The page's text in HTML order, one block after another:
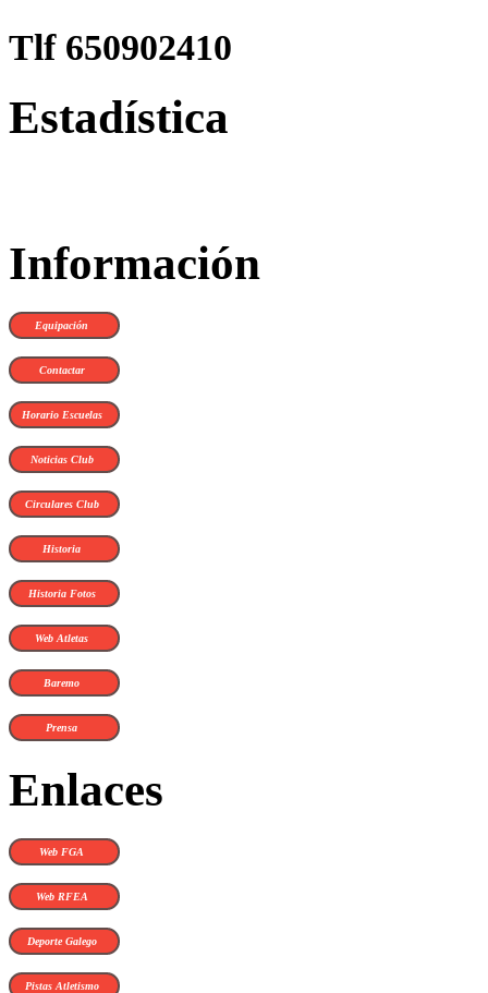
Tlf 650902410
Estadística
Información
Equipación
Contactar
Horario Escuelas
Noticias Club
Circulares Club
Historia
Historia Fotos
Web Atletas
Baremo
Prensa
Enlaces
Web FGA
Web RFEA
Deporte Galego
Pistas Atletismo